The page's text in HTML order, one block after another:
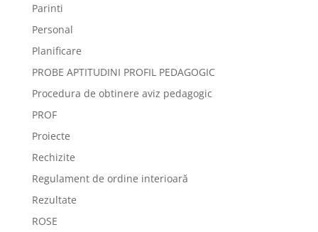
Parinti
Personal
Planificare
PROBE APTITUDINI PROFIL PEDAGOGIC
Procedura de obtinere aviz pedagogic
PROF
Proiecte
Rechizite
Regulament de ordine interioară
Rezultate
ROSE